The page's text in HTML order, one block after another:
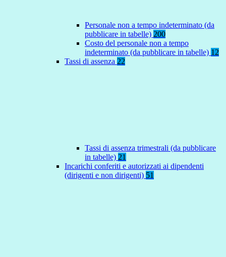
Personale non a tempo indeterminato (da
pubblicare in tabelle) 200
Costo del personale non a tempo
indeterminato (da pubblicare in tabelle) 12
Tassi di assenza 22
Tassi di assenza trimestrali (da pubblicare
in tabelle) 21
Incarichi conferiti e autorizzati ai dipendenti
(dirigenti e non dirigenti) 51